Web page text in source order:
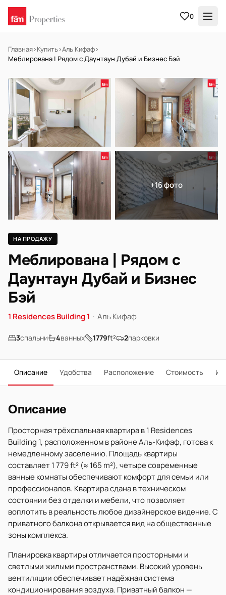
0
Главная›Купить›Аль Кифаф›
Меблирована | Рядом с Даунтаун Дубай и Бизнес Бэй
НА ПРОДАЖУ Готов к заселению
+16 фото
НА ПРОДАЖУ
Меблирована | Рядом с
Даунтаун Дубай и Бизнес
Бэй
1 Residences Building 1 · Аль Кифаф
3спальни 4ванных 1779ft² 2парковки
Описание Удобства Расположение Стоимость
Описание
Просторная трёхспальная квартира в 1 Residences
Building 1, расположенном в районе Аль-Кифаф, готова к
немедленному заселению. Площадь квартиры
составляет 1 779 ft² (≈ 165 m²), четыре современные
ванные комнаты обеспечивают комфорт для семьи или
профессионалов. Квартира сдана в техническом
состоянии без отделки и мебели, что позволяет
воплотить в реальность любое дизайнерское видение. С
приватного балкона открывается вид на общественные
зоны комплекса.
Планировка квартиры отличается просторными и
светлыми жилыми пространствами. Высокий уровень
вентиляции обеспечивает надёжная система
кондиционирования воздуха. Приватный балкон —